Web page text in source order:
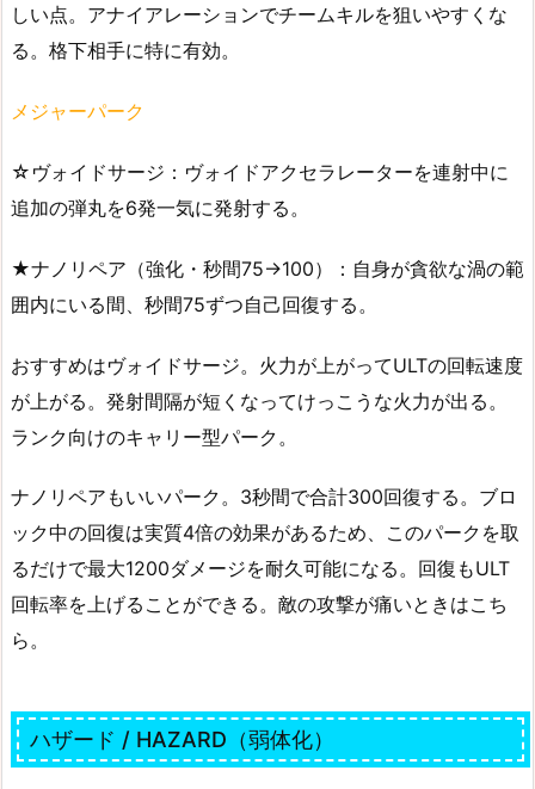
しい点。アナイアレーションでチームキルを狙いやすくな
る。格下相手に特に有効。
メジャーパーク
☆ヴォイドサージ：ヴォイドアクセラレーターを連射中に
追加の弾丸を6発一気に発射する。
★ナノリペア（強化・秒間75→100）：自身が貪欲な渦の範
囲内にいる間、秒間75ずつ自己回復する。
おすすめはヴォイドサージ。火力が上がってULTの回転速度
が上がる。発射間隔が短くなってけっこうな火力が出る。
ランク向けのキャリー型パーク。
ナノリペアもいいパーク。3秒間で合計300回復する。ブロ
ック中の回復は実質4倍の効果があるため、このパークを取
るだけで最大1200ダメージを耐久可能になる。回復もULT
回転率を上げることができる。敵の攻撃が痛いときはこち
ら。
ハザード / HAZARD（弱体化）